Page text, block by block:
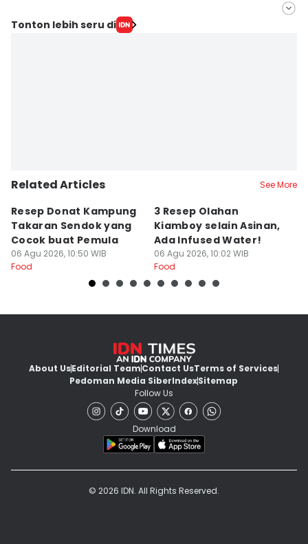
Editor
Tonton lebih seru di
Related Articles See More
Resep Donat Kampung
Takaran Sendok yang
Cocok buat Pemula
06 Agu 2026, 10:50 WIB
Food
3 Resep Olahan
Kiamboy selain Asinan,
Ada Infused Water!
06 Agu 2026, 10:02 WIB
Food
About UsEditorial TeamContact UsTerms of Services
Pedoman Media SiberIndexSitemap
Follow Us
Download
© 2026 IDN. All Rights Reserved.